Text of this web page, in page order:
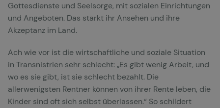
Gottesdienste und Seelsorge, mit sozialen Einrichtungen
und Angeboten. Das stärkt ihr Ansehen und ihre
Akzeptanz im Land.
Ach wie vor ist die wirtschaftliche und soziale Situation
in Transnistrien sehr schlecht: „Es gibt wenig Arbeit, und
wo es sie gibt, ist sie schlecht bezahlt. Die
allerwenigsten Rentner können von ihrer Rente leben, die
Kinder sind oft sich selbst überlassen.“ So schildert